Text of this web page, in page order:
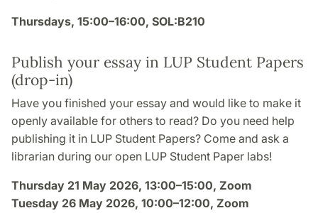
Thursdays, 15:00–16:00, SOL:B210
Publish your essay in LUP Student Papers
(drop-in)
Have you finished your essay and would like to make it
openly available for others to read? Do you need help
publishing it in LUP Student Papers? Come and ask a
librarian during our open LUP Student Paper labs!
Thursday 21 May 2026, 13:00–15:00, Zoom
Tuesday 26 May 2026, 10:00–12:00, Zoom